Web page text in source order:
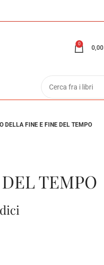
0
0,00
DELLA FINE E FINE DEL TEMPO
TEMPO